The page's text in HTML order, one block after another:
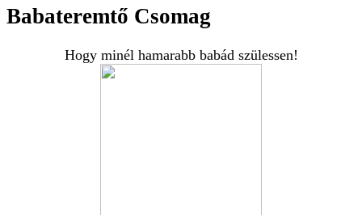
Babateremtő Csomag
Hogy minél hamarabb babád szülessen!